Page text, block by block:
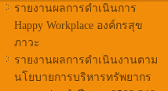
รายงานผลการดำเนินการ
Happy Workplace องค์กรสุข
ภาวะ
รายงานผลการดำเนินงานตาม
นโยบายการบริหารทรัพยากร